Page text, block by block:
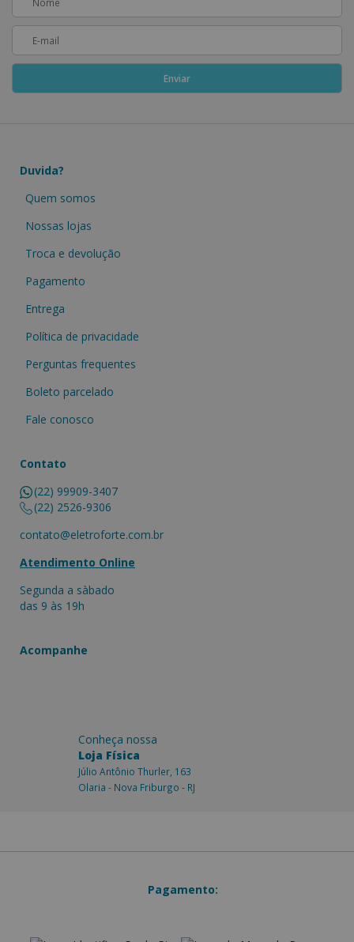
Duvida?
Quem somos
Nossas lojas
Troca e devolução
Pagamento
Entrega
Política de privacidade
Perguntas frequentes
Boleto parcelado
Fale conosco
Contato
(22) 99909-3407
(22) 2526-9306
contato@eletroforte.com.br
Atendimento Online
Segunda a sàbado
das 9 às 19h
Acompanhe
Conheça nossa
Loja Física
Júlio Antônio Thurler, 163
Olaria - Nova Friburgo - RJ
Pagamento: